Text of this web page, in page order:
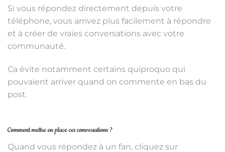
Si vous répondez directement depuis votre
téléphone, vous arrivez plus facilement à répondre
et à créer de vraies conversations avec votre
communauté.
Ca évite notamment certains quiproquo qui
pouvaient arriver quand on commente en bas du
post.
Comment mettre en place ces conversations ?
Quand vous répondez à un fan, cliquez sur